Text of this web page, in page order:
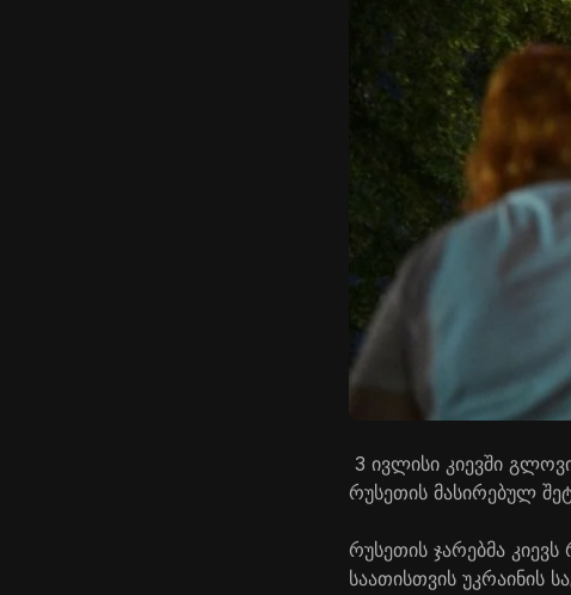
3 ივლისი კიევში
რუსეთის მასირებულ
რუსეთის ჯარებმა
საათისთვის უკრაინის